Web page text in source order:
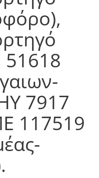
51618
7917
117519